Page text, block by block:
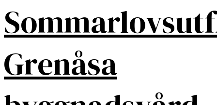
Grenåsa